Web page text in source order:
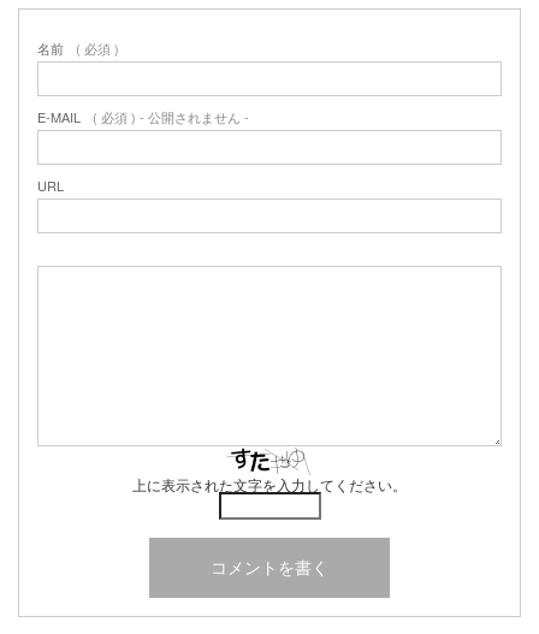
名前 ( 必須 )
E-MAIL ( 必須 ) - 公開されません -
URL
上に表示された文字を入力してください。